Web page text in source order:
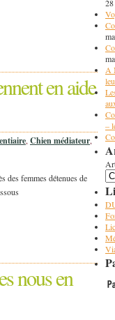
en aide
, Chien médiateur,
femmes détenues de
nous en
A
–